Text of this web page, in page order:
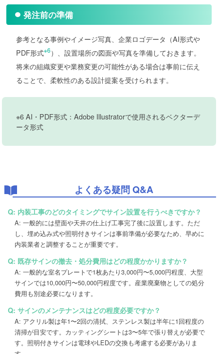
発注前の準備
参考となる事例やイメージ写真、企業ロゴデータ（AI形式や
PDF形式※6）、設置場所の図面や写真を準備しておきます。
将来の組織変更や業務変更の可能性がある場合は事前に伝え
ることで、柔軟性のある設計提案を受けられます。
※6 AI・PDF形式：Adobe Illustratorで使用されるベクターデ
ータ形式
よくある疑問 Q&A
Q: 内装工事のどのタイミングでサイン設置を行うべきですか？
A: 一般的には壁面や天井の仕上げ工事完了後に設置します。ただ
し、埋め込み式や照明付きサインは事前準備が必要なため、早めに
内装業者と調整することが重要です。
Q: 既存サインの撤去・処分費用はどの程度かかりますか？
A: 一般的な室名プレートで1枚あたり3,000円〜5,000円程度、大型
サインでは10,000円〜50,000円程度です。産業廃棄物としての処分
費用も別途必要になります。
Q: サインのメンテナンスはどの程度必要ですか？
A: アクリル製は年1〜2回の清拭、ステンレス製は半年に1回程度の
清掃が目安です。カッティングシートは3〜5年で張り替えが必要で
す。照明付きサインは電球やLEDの交換も考慮する必要がありま